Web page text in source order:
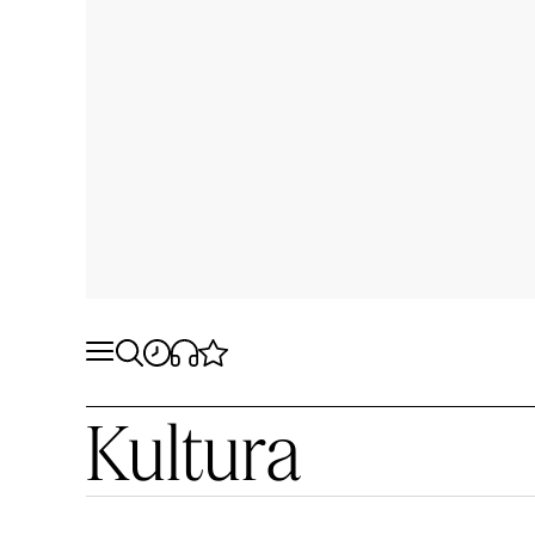
Kultura